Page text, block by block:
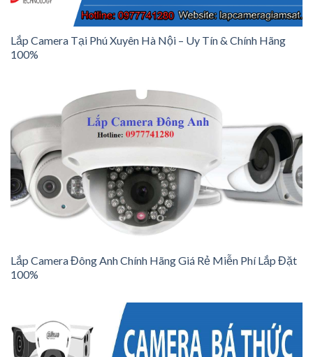
Lắp Camera Tại Phú Xuyên Hà Nội – Uy Tín & Chính Hãng
100%
Lắp Camera Đông Anh Chính Hãng Giá Rẻ Miễn Phí Lắp Đặt
100%